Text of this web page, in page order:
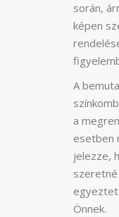
során,
képen
A
a
esetben
jelezze,
Önnek.